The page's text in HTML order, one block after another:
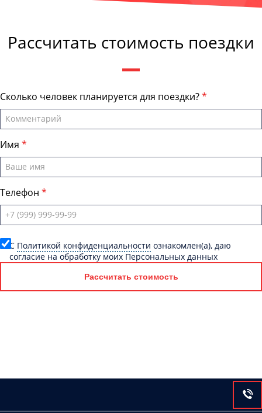
Рассчитать стоимость поездки
Сколько человек планируется для поездки?
Имя
Телефон
C Политикой конфиденциальности ознакомлен(а), даю
согласие на обработку моих Персональных данных
Рассчитать стоимость